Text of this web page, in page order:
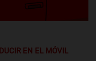
EN EL MÓVIL